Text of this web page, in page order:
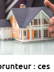
: ces